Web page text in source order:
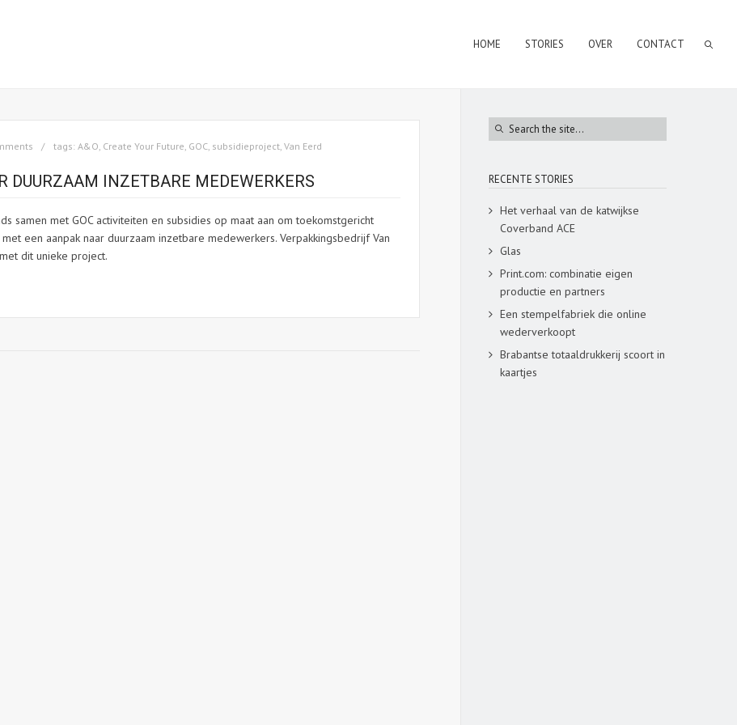
HOME STORIES OVER CONTACT
tags: A&O, Create Your Future, GOC, subsidieproject, Van Eerd
DUURZAAM INZETBARE MEDEWERKERS
samen met GOC activiteiten en subsidies op maat aan om toekomstgericht
een aanpak naar duurzaam inzetbare medewerkers. Verpakkingsbedrijf Van
dit unieke project.
RECENTE STORIES
Het verhaal van de katwijkse
Coverband ACE
Glas
Print.com: combinatie eigen
productie en partners
Een stempelfabriek die online
wederverkoopt
Brabantse totaaldrukkerij scoort in
kaartjes